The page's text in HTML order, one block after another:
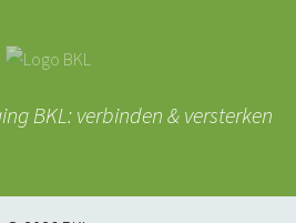
BKL: verbinden & versterken